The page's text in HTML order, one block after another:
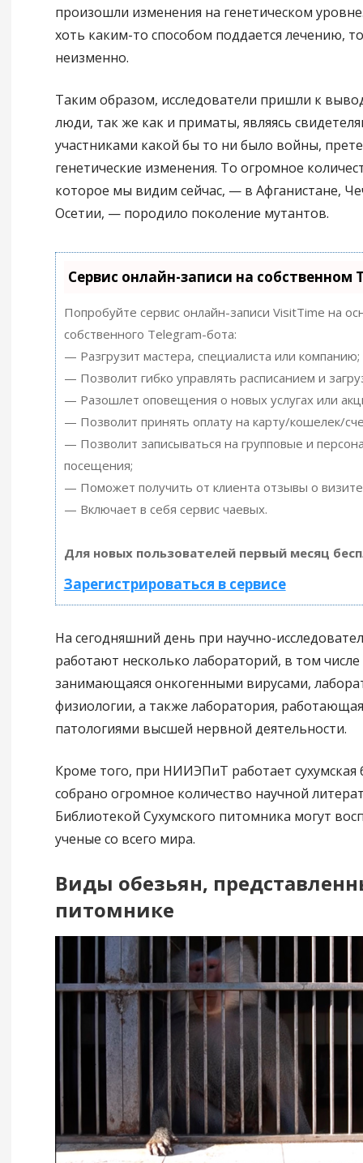
произошли изменения на генетическом
хоть каким-то способом поддается лечению,
неизменно.
Таким образом, исследователи пришли к
люди, так же как и приматы, являясь
участниками какой бы то ни было войны,
генетические изменения. То огромное
которое мы видим сейчас, — в Афганистане,
Осетии, — породило поколение мутантов.
Сервис онлайн-записи на собственном
Попробуйте сервис онлайн-записи VisitTime на
собственного Telegram-бота:
— Разгрузит мастера, специалиста или компанию;
— Позволит гибко управлять расписанием и
— Разошлет оповещения о новых услугах или
— Позволит принять оплату на карту/кошелек/
— Позволит записываться на групповые и
посещения;
— Поможет получить от клиента отзывы о визите
— Включает в себя сервис чаевых.
Для новых пользователей первый месяц
Зарегистрироваться в сервисе
На сегодняшний день при научно-
работают несколько лабораторий, в том
занимающаяся онкогенными вирусами,
физиологии, а также лаборатория,
патологиями высшей нервной деятельности.
Кроме того, при НИИЭПиТ работает сухумская
собрано огромное количество научной
Библиотекой Сухумского питомника могут
ученые со всего мира.
Виды обезьян,
питомнике